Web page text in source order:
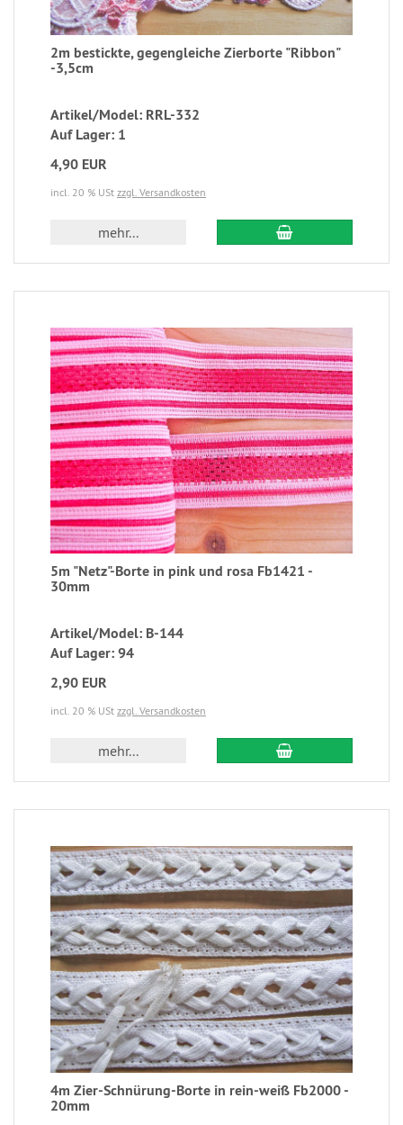
2m bestickte, gegengleiche Zierborte "Ribbon"
-3,5cm
Artikel/Model: RRL-332
Auf Lager: 1
4,90 EUR
incl. 20 % USt zzgl. Versandkosten
mehr...
5m "Netz"-Borte in pink und rosa Fb1421 -
30mm
Artikel/Model: B-144
Auf Lager: 94
2,90 EUR
incl. 20 % USt zzgl. Versandkosten
mehr...
4m Zier-Schnürung-Borte in rein-weiß Fb2000 -
20mm